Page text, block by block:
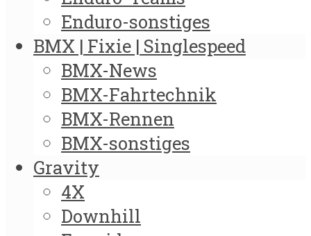
Enduro-sonstiges
BMX | Fixie | Singlespeed
BMX-News
BMX-Fahrtechnik
BMX-Rennen
BMX-sonstiges
Gravity
4X
Downhill